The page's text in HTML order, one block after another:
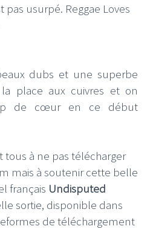
pas usurpé. Reggae Loves
dubs et une superbe
place aux cuivres et on
de cœur en ce début
tous à ne pas télécharger
mais à soutenir cette belle
français Undisputed
sortie, disponible dans
de téléchargement